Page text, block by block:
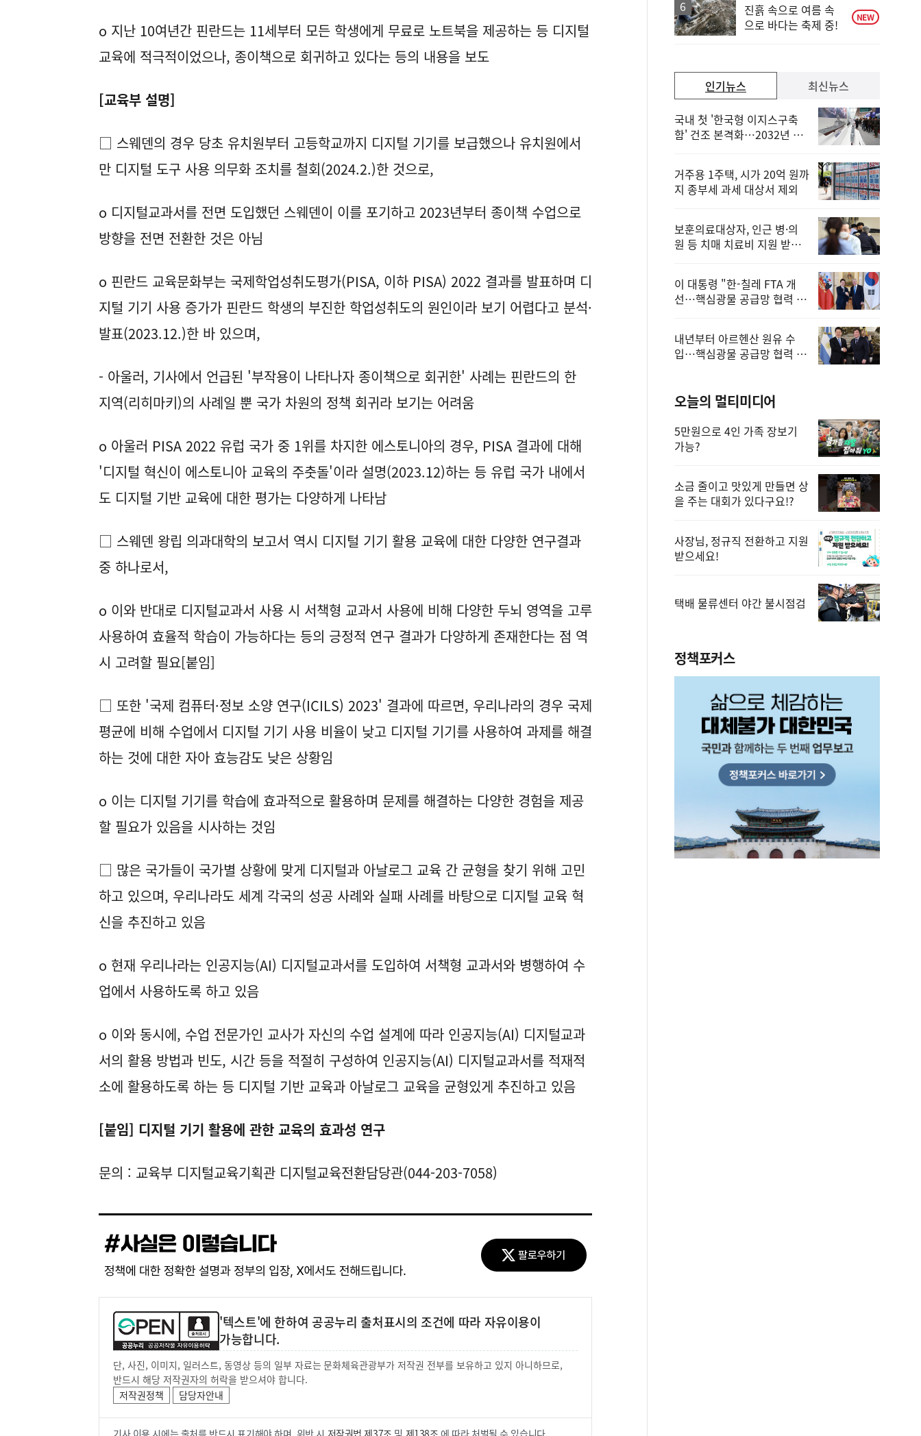
o 지난 10여년간 핀란드는 11세부터 모든 학생에게 무료로 노트북을 제공하는 등 디지털
교육에 적극적이었으나, 종이책으로 회귀하고 있다는 등의 내용을 보도
[교육부 설명]
□ 스웨덴의 경우 당초 유치원부터 고등학교까지 디지털 기기를 보급했으나 유치원에서
만 디지털 도구 사용 의무화 조치를 철회(2024.2.)한 것으로,
o 디지털교과서를 전면 도입했던 스웨덴이 이를 포기하고 2023년부터 종이책 수업으로
방향을 전면 전환한 것은 아님
o 핀란드 교육문화부는 국제학업성취도평가(PISA, 이하 PISA) 2022 결과를 발표하며 디
지털 기기 사용 증가가 핀란드 학생의 부진한 학업성취도의 원인이라 보기 어렵다고 분석·
발표(2023.12.)한 바 있으며,
- 아울러, 기사에서 언급된 '부작용이 나타나자 종이책으로 회귀한' 사례는 핀란드의 한
지역(리히마키)의 사례일 뿐 국가 차원의 정책 회귀라 보기는 어려움
o 아울러 PISA 2022 유럽 국가 중 1위를 차지한 에스토니아의 경우, PISA 결과에 대해
'디지털 혁신이 에스토니아 교육의 주춧돌'이라 설명(2023.12)하는 등 유럽 국가 내에서
도 디지털 기반 교육에 대한 평가는 다양하게 나타남
□ 스웨덴 왕립 의과대학의 보고서 역시 디지털 기기 활용 교육에 대한 다양한 연구결과
중 하나로서,
o 이와 반대로 디지털교과서 사용 시 서책형 교과서 사용에 비해 다양한 두뇌 영역을 고루
사용하여 효율적 학습이 가능하다는 등의 긍정적 연구 결과가 다양하게 존재한다는 점 역
시 고려할 필요[붙임]
□ 또한 '국제 컴퓨터·정보 소양 연구(ICILS) 2023' 결과에 따르면, 우리나라의 경우 국제
평균에 비해 수업에서 디지털 기기 사용 비율이 낮고 디지털 기기를 사용하여 과제를 해결
하는 것에 대한 자아 효능감도 낮은 상황임
o 이는 디지털 기기를 학습에 효과적으로 활용하며 문제를 해결하는 다양한 경험을 제공
할 필요가 있음을 시사하는 것임
□ 많은 국가들이 국가별 상황에 맞게 디지털과 아날로그 교육 간 균형을 찾기 위해 고민
하고 있으며, 우리나라도 세계 각국의 성공 사례와 실패 사례를 바탕으로 디지털 교육 혁
신을 추진하고 있음
o 현재 우리나라는 인공지능(AI) 디지털교과서를 도입하여 서책형 교과서와 병행하여 수
업에서 사용하도록 하고 있음
o 이와 동시에, 수업 전문가인 교사가 자신의 수업 설계에 따라 인공지능(AI) 디지털교과
서의 활용 방법과 빈도, 시간 등을 적절히 구성하여 인공지능(AI) 디지털교과서를 적재적
소에 활용하도록 하는 등 디지털 기반 교육과 아날로그 교육을 균형있게 추진하고 있음
[붙임] 디지털 기기 활용에 관한 교육의 효과성 연구
문의 : 교육부 디지털교육기획관 디지털교육전환담당관(044-203-7058)
'텍스트'에 한하여 공공누리 출처표시의 조건에 따라 자유이용이
가능합니다.
단, 사진, 이미지, 일러스트, 동영상 등의 일부 자료는 문화체육관광부가 저작권 전부를 보유하고 있지 아니하므로,
반드시 해당 저작권자의 허락을 받으셔야 합니다.
저작권정책
담당자안내
기사 이용 시에는 출처를 반드시 표기해야 하며, 위반 시 저작권법 제37조 및 제138조 에 따라 처벌될 수 있습니다.
진흙 속으로 여름 속
으로 바다는 축제 중!
NEW
인기뉴스
국내 첫 '한국형 이지스구축
함' 건조 본격화…2032년 해
거주용 1주택, 시가 20억 원까
지 종부세 과세 대상서 제외
보훈의료대상자, 인근 병·의
원 등 치매 치료비 지원 받을
이 대통령 "한-칠레 FTA 개
선…핵심광물 공급망 협력 더
내년부터 아르헨산 원유 수
입…핵심광물 공급망 협력 체
최신뉴스
오늘의 멀티미디어
5만원으로 4인 가족 장보기
가능?
소금 줄이고 맛있게 만들면 상
을 주는 대회가 있다구요!?
사장님, 정규직 전환하고 지원
받으세요!
택배 물류센터 야간 불시점검
정책포커스